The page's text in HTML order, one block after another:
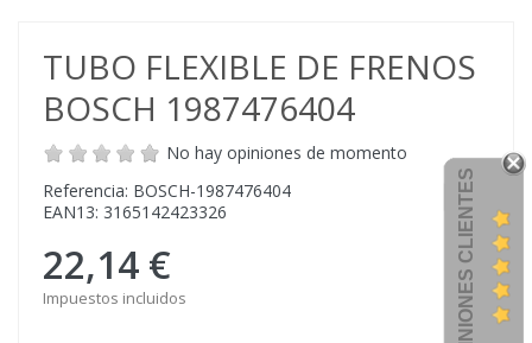
TUBO FLEXIBLE DE FRENOS
BOSCH 1987476404
No hay opiniones de momento
Referencia: BOSCH-1987476404
EAN13: 3165142423326
22,14 €
Impuestos incluidos OPINIONES CLIENTES